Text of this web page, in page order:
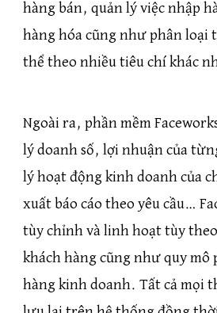
hàng bán, quản lý việc nhập
hàng hóa cũng như phân loại
thể theo nhiều tiêu chí khác
Ngoài ra, phần mềm
lý doanh số, lợi nhuận của
lý hoạt động kinh doanh của
xuất báo cáo theo yêu cầu…
tùy chỉnh và linh hoạt tùy
khách hàng cũng như quy mô
hàng kinh doanh. Tất cả mọi